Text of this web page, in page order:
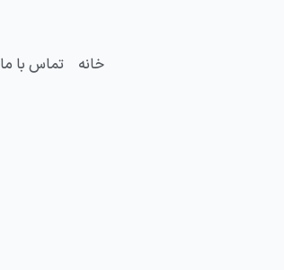
خانه تماس با ما